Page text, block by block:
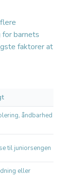
for barnets
faktorer at
åndbarhed
til juniorsengen
eller